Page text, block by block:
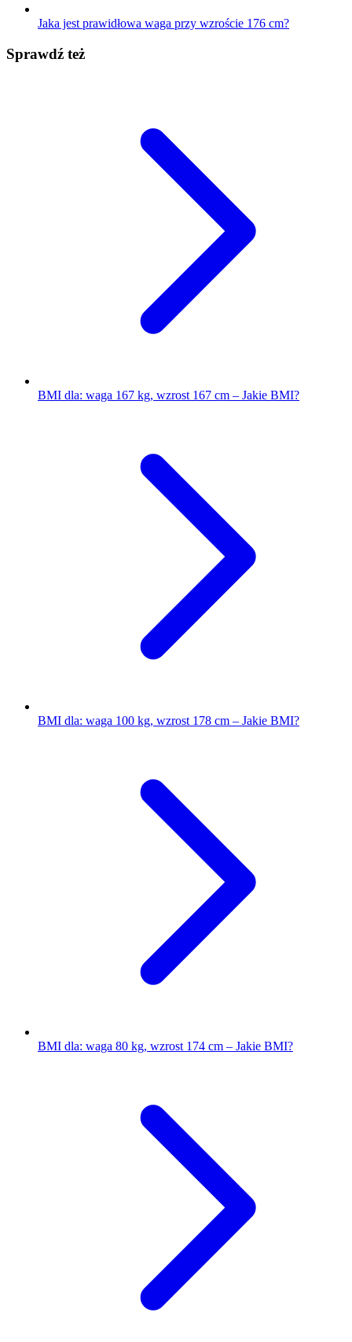
Jaka jest prawidłowa waga przy wzroście 176 cm?
Sprawdź też
BMI dla: waga 167 kg, wzrost 167 cm – Jakie BMI?
BMI dla: waga 100 kg, wzrost 178 cm – Jakie BMI?
BMI dla: waga 80 kg, wzrost 174 cm – Jakie BMI?